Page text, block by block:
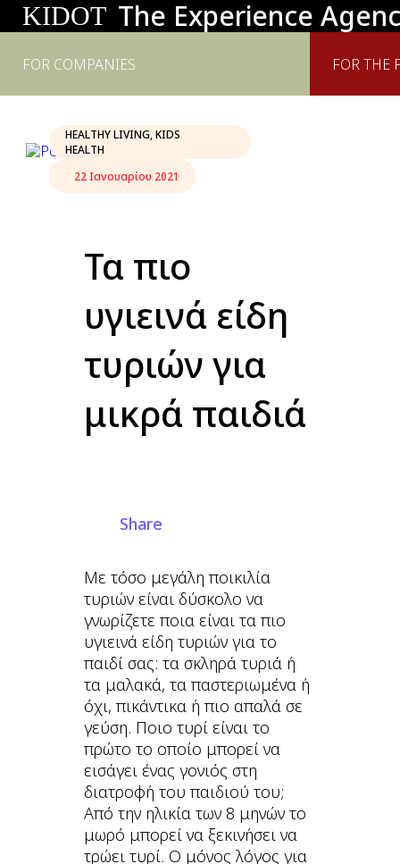
KIDOT The Experience
FOR COMPANIES FOR THE
HEALTHY LIVING,KIDS
HEALTH
22 Ιανουαρίου 2021
Τα πιο
υγιεινά είδη
τυριών για
μικρά παιδιά
Share
Με τόσο μεγάλη ποικιλία
τυριών είναι δύσκολο να
γνωρίζετε ποια είναι τα πιο
υγιεινά είδη τυριών για το
παιδί σας: τα σκληρά τυριά ή
τα μαλακά, τα παστεριωμένα ή
όχι, πικάντικα ή πιο απαλά σε
γεύση. Ποιο τυρί είναι το
πρώτο το οποίο μπορεί να
εισάγει ένας γονιός στη
διατροφή του παιδιού του;
Από την ηλικία των 8 μηνών το
μωρό μπορεί να ξεκινήσει να
τρώει τυρί. Ο μόνος λόγος για